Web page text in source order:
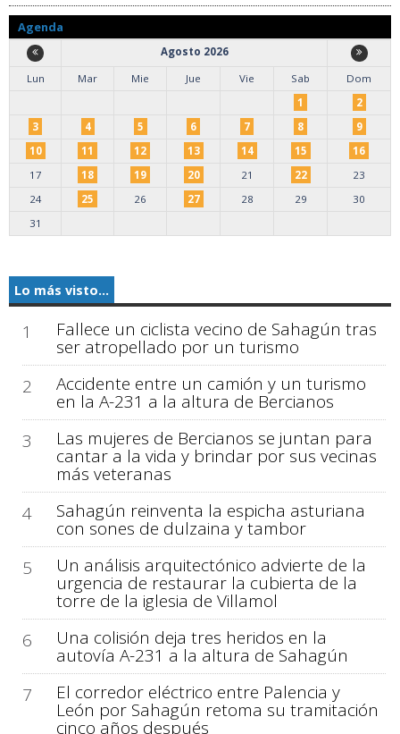
Agenda
Agosto 2026
Lun
Mar Mie Jue Vie Sab
Dom
1
2
3
4 5 6 7 8
9
10
11 12 13 14 15
16
17
18 19 20 21 22
23
24
25 26 27 28 29
30
31
Lo más visto...
1 Fallece un ciclista vecino de Sahagún tras
ser atropellado por un turismo
2
Accidente entre un camión y un turismo
en la A-231 a la altura de Bercianos
3
Las mujeres de Bercianos se juntan para
cantar a la vida y brindar por sus vecinas
más veteranas
4
Sahagún reinventa la espicha asturiana
con sones de dulzaina y tambor
5
Un análisis arquitectónico advierte de la
urgencia de restaurar la cubierta de la
torre de la iglesia de Villamol
6
Una colisión deja tres heridos en la
autovía A-231 a la altura de Sahagún
7
El corredor eléctrico entre Palencia y
León por Sahagún retoma su tramitación
cinco años después